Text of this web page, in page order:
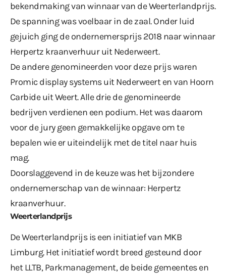
bekendmaking van winnaar van de Weerterlandprijs.
De spanning was voelbaar in de zaal. Onder luid
gejuich ging de ondernemersprijs 2018 naar winnaar
Herpertz kraanverhuur uit Nederweert.
De andere genomineerden voor deze prijs waren
Promic display systems uit Nederweert en van Hoorn
Carbide uit Weert. Alle drie de genomineerde
bedrijven verdienen een podium. Het was daarom
voor de jury geen gemakkelijke opgave om te
bepalen wie er uiteindelijk met de titel naar huis
mag.
Doorslaggevend in de keuze was het bijzondere
ondernemerschap van de winnaar: Herpertz
kraanverhuur.
Weerterlandprijs
De Weerterlandprijs is een initiatief van MKB
Limburg. Het initiatief wordt breed gesteund door
het LLTB, Parkmanagement, de beide gemeentes en